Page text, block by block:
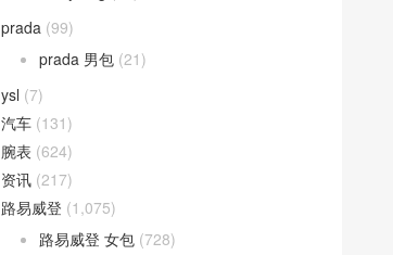
prada (99)
prada 男包 (21)
ysl (7)
汽车 (131)
腕表 (624)
资讯 (217)
路易威登 (1,075)
路易威登 女包 (728)